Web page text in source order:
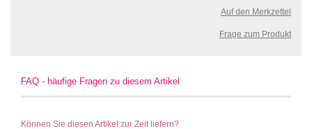
Auf den Merkzettel
Frage zum Produkt
FAQ - häufige Fragen zu diesem Artikel
Können Sie diesen Artikel zur Zeit liefern?